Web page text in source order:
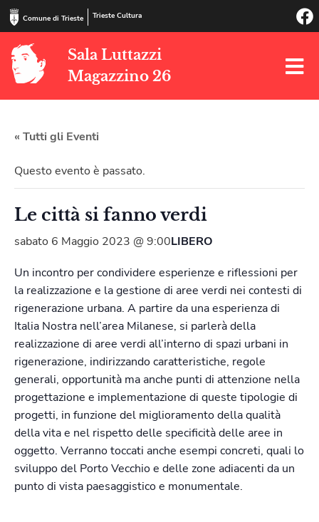
Comune di Trieste Trieste Cultura
Sala Luttazzi
Magazzino 26
« Tutti gli Eventi
Questo evento è passato.
Le città si fanno verdi
sabato 6 Maggio 2023 @ 9:00LIBERO
Un incontro per condividere esperienze e riflessioni per
la realizzazione e la gestione di aree verdi nei contesti di
rigenerazione urbana. A partire da una esperienza di
Italia Nostra nell’area Milanese, si parlerà della
realizzazione di aree verdi all’interno di spazi urbani in
rigenerazione, indirizzando caratteristiche, regole
generali, opportunità ma anche punti di attenzione nella
progettazione e implementazione di queste tipologie di
progetti, in funzione del miglioramento della qualità
della vita e nel rispetto delle specificità delle aree in
oggetto. Verranno toccati anche esempi concreti, quali lo
sviluppo del Porto Vecchio e delle zone adiacenti da un
punto di vista paesaggistico e monumentale.